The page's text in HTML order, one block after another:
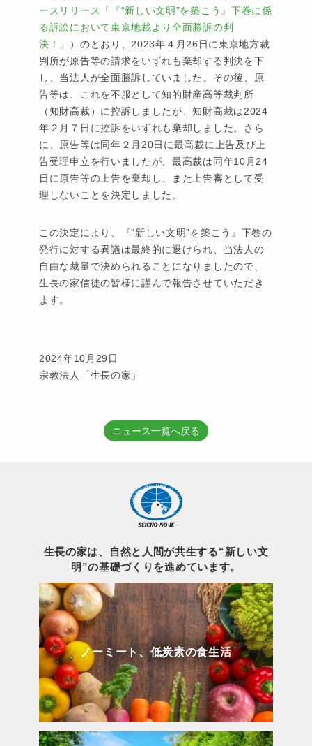
ースリリース「『“新しい文明”を築こう』下巻に係
る訴訟において東京地裁より全面勝訴の判
決！」
）のとおり、2023年４月26日に東京地方裁
判所が原告等の請求をいずれも棄却する判決を下
し、当法人が全面勝訴していました。その後、原
告等は、これを不服として知的財産高等裁判所
（知財高裁）に控訴しましたが、知財高裁は2024
年２月７日に控訴をいずれも棄却しました。さら
に、原告等は同年２月20日に最高裁に上告及び上
告受理申立を行いましたが、最高裁は同年10月24
日に原告等の上告を棄却し、また上告審として受
理しないことを決定しました。
この決定により、『“新しい文明”を築こう』下巻の
発行に対する異議は最終的に退けられ、当法人の
自由な裁量で決められることになりましたので、
生長の家信徒の皆様に謹んで報告させていただき
ます。
2024年10月29日
宗教法人「生長の家」
ニュース一覧へ戻る
生長の家は、自然と人間が共生する“新しい文
明”の基礎づくりを進めています。
ノーミート、低炭素の食生活